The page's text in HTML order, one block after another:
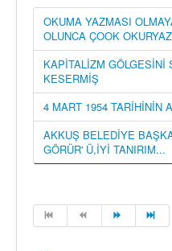
OKUMA YAZMASI
OLUNCA ÇOOK
KAPİTALİZM GÖLGESİNİ
KESERMİŞ
4 MART 1954 TARİHİNİN
AKKUŞ BELEDİYE
GÖRÜR' Ü,İYİ TANIRIM...